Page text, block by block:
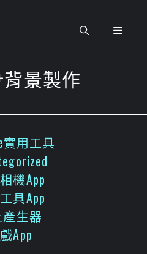
選
景製作
實用工具
機App
具App
生器
App